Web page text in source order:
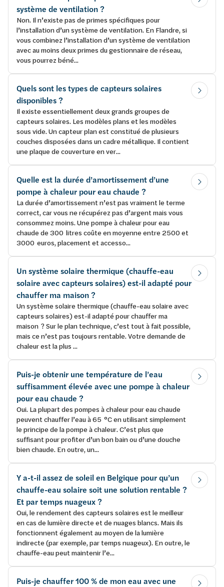
système de ventilation ?
Non. Il n’existe pas de primes spécifiques pour
l’installation d’un système de ventilation. En Flandre, si
vous combinez l’installation d’un système de ventilation
avec au moins deux primes du gestionnaire de réseau,
vous pourrez béné...
Quels sont les types de capteurs solaires
disponibles ?
Il existe essentiellement deux grands groupes de
capteurs solaires. Les modèles plans et les modèles
sous vide. Un capteur plan est constitué de plusieurs
couches disposées dans un cadre métallique. Il contient
une plaque de couverture en ver...
Quelle est la durée d’amortissement d’une
pompe à chaleur pour eau chaude ?
La durée d’amortissement n’est pas vraiment le terme
correct, car vous ne récupérez pas d’argent mais vous
consommez moins. Une pompe à chaleur pour eau
chaude de 300 litres coûte en moyenne entre 2500 et
3000 euros, placement et accesso...
Un système solaire thermique (chauffe-eau
solaire avec capteurs solaires) est-il adapté pour
chauffer ma maison ?
Un système solaire thermique (chauffe-eau solaire avec
capteurs solaires) est-il adapté pour chauffer ma
maison ? Sur le plan technique, c’est tout à fait possible,
mais ce n’est pas toujours rentable. Votre demande de
chaleur est la plus ...
Puis-je obtenir une température de l’eau
suffisamment élevée avec une pompe à chaleur
pour eau chaude ?
Oui. La plupart des pompes à chaleur pour eau chaude
peuvent chauffer l’eau à 65 °C en utilisant simplement
le principe de la pompe à chaleur. C’est plus que
suffisant pour profiter d’un bon bain ou d’une douche
bien chaude. En outre, un...
Y a-t-il assez de soleil en Belgique pour qu’un
chauffe-eau solaire soit une solution rentable ?
Et par temps nuageux ?
Oui, le rendement des capteurs solaires est le meilleur
en cas de lumière directe et de nuages blancs. Mais ils
fonctionnent également au moyen de la lumière
indirecte (par exemple, par temps nuageux). En outre, le
chauffe-eau peut maintenir l’e...
Puis-je chauffer 100 % de mon eau avec une